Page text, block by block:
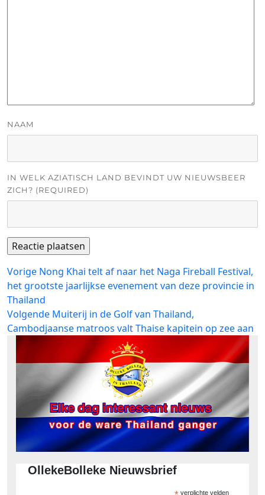
NAAM
IN WELK AZIATISCH LAND BEVINDT UW NIEUWSBEER
ZICH? (REQUIRED)
Bericht
navigatie
Vorige Vorig
bericht:
Nong Khai telt af naar het Naga Fireball Festival,
het grootste jaarlijkse evenement van deze provincie in
Thailand
Volgende Volgend
bericht:
Muiterij in de Golf van Thailand,
Cambodjaanse matroos valt Thaise kapitein op zee aan
OllekeBolleke Nieuwsbrief
verplichte velden